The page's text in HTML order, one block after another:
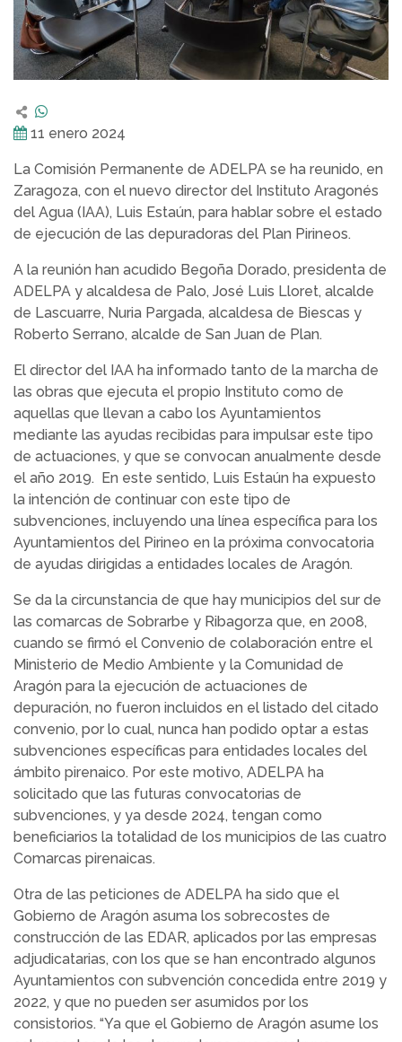
11 enero 2024
La Comisión Permanente de ADELPA se ha reunido, en
Zaragoza, con el nuevo director del Instituto Aragonés
del Agua (IAA), Luis Estaún, para hablar sobre el estado
de ejecución de las depuradoras del Plan Pirineos.
A la reunión han acudido Begoña Dorado, presidenta de
ADELPA y alcaldesa de Palo, José Luis Lloret, alcalde
de Lascuarre, Nuria Pargada, alcaldesa de Biescas y
Roberto Serrano, alcalde de San Juan de Plan.
El director del IAA ha informado tanto de la marcha de
las obras que ejecuta el propio Instituto como de
aquellas que llevan a cabo los Ayuntamientos
mediante las ayudas recibidas para impulsar este tipo
de actuaciones, y que se convocan anualmente desde
el año 2019. En este sentido, Luis Estaún ha expuesto
la intención de continuar con este tipo de
subvenciones, incluyendo una línea específica para los
Ayuntamientos del Pirineo en la próxima convocatoria
de ayudas dirigidas a entidades locales de Aragón.
Se da la circunstancia de que hay municipios del sur de
las comarcas de Sobrarbe y Ribagorza que, en 2008,
cuando se firmó el Convenio de colaboración entre el
Ministerio de Medio Ambiente y la Comunidad de
Aragón para la ejecución de actuaciones de
depuración, no fueron incluidos en el listado del citado
convenio, por lo cual, nunca han podido optar a estas
subvenciones específicas para entidades locales del
ámbito pirenaico. Por este motivo, ADELPA ha
solicitado que las futuras convocatorias de
subvenciones, y ya desde 2024, tengan como
beneficiarios la totalidad de los municipios de las cuatro
Comarcas pirenaicas.
Otra de las peticiones de ADELPA ha sido que el
Gobierno de Aragón asuma los sobrecostes de
construcción de las EDAR, aplicados por las empresas
adjudicatarias, con los que se han encontrado algunos
Ayuntamientos con subvención concedida entre 2019 y
2022, y que no pueden ser asumidos por los
consistorios. “Ya que el Gobierno de Aragón asume los